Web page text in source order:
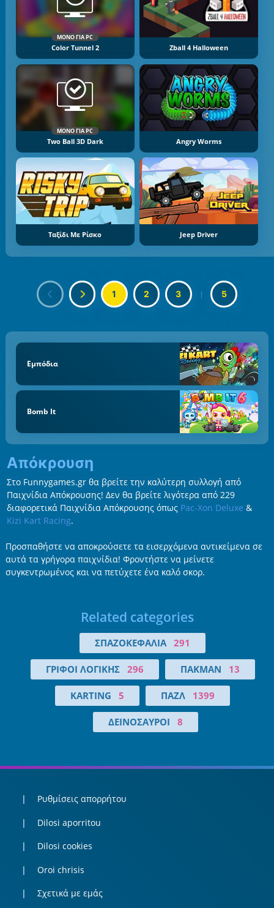
ΜΌΝΟ ΓΙΑ PC
Color Tunnel 2 Zball 4 Halloween
ΜΌΝΟ ΓΙΑ PC
Two Ball 3D Dark Angry Worms
Ταξίδι Με Ρίσκο Jeep Driver
1 2 3 | 5
Εμπόδια
Bomb It
Απόκρουση
Στο Funnygames.gr θα βρείτε την καλύτερη συλλογή από
Παιχνίδια Απόκρουσης! Δεν θα βρείτε λιγότερα από 229
διαφορετικά Παιχνίδια Απόκρουσης όπως Pac-Xon Deluxe &
Kizi Kart Racing.
Προσπαθήστε να αποκρούσετε τα εισερχόμενα αντικείμενα σε
αυτά τα γρήγορα παιχνίδια! Φροντήστε να μείνετε
συγκεντρωμένος και να πετύχετε ένα καλό σκορ.
Related categories
ΣΠΑΖΟΚΕΦΑΛΙΆ 291
ΓΡΊΦΟΙ ΛΟΓΙΚΉΣ 296 ΠΑΚΜΑΝ 13
KARTING 5 ΠΑΖΛ 1399
ΔΕΙΝΌΣΑΥΡΟΙ 8
Ρυθμίσεις απορρήτου
Dilosi aporritou
Dilosi cookies
Oroi chrisis
Σχετικά με εμάς